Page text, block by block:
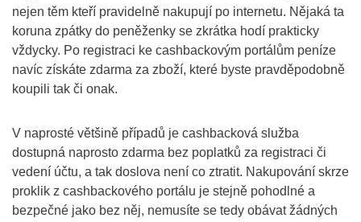
nejen těm kteří pravidelně nakupují po internetu. Nějaká ta
koruna zpátky do peněženky se zkrátka hodí prakticky
vždycky. Po registraci ke cashbackovým portálům peníze
navíc získáte zdarma za zboží, které byste pravděpodobně
koupili tak či onak.
V naprosté většině případů je cashbacková služba
dostupná naprosto zdarma bez poplatků za registraci či
vedení účtu, a tak doslova není co ztratit. Nakupování skrze
proklik z cashbackového portálu je stejně pohodlné a
bezpečné jako bez něj, nemusíte se tedy obávat žádných